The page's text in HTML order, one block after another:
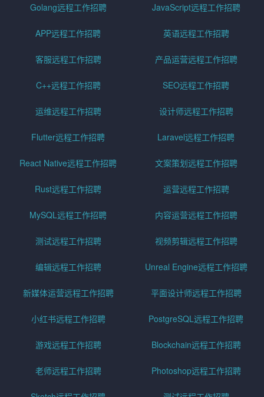
Golang远程工作招聘 JavaScript远程工作招聘
APP远程工作招聘 英语远程工作招聘
客服远程工作招聘 产品运营远程工作招聘
C++远程工作招聘 SEO远程工作招聘
运维远程工作招聘 设计师远程工作招聘
Flutter远程工作招聘 Laravel远程工作招聘
React Native远程工作招聘 文案策划远程工作招聘
Rust远程工作招聘 运营远程工作招聘
MySQL远程工作招聘 内容运营远程工作招聘
测试远程工作招聘 视频剪辑远程工作招聘
编辑远程工作招聘 Unreal Engine远程工作招聘
新媒体运营远程工作招聘 平面设计师远程工作招聘
小红书远程工作招聘 PostgreSQL远程工作招聘
游戏远程工作招聘 Blockchain远程工作招聘
老师远程工作招聘 Photoshop远程工作招聘